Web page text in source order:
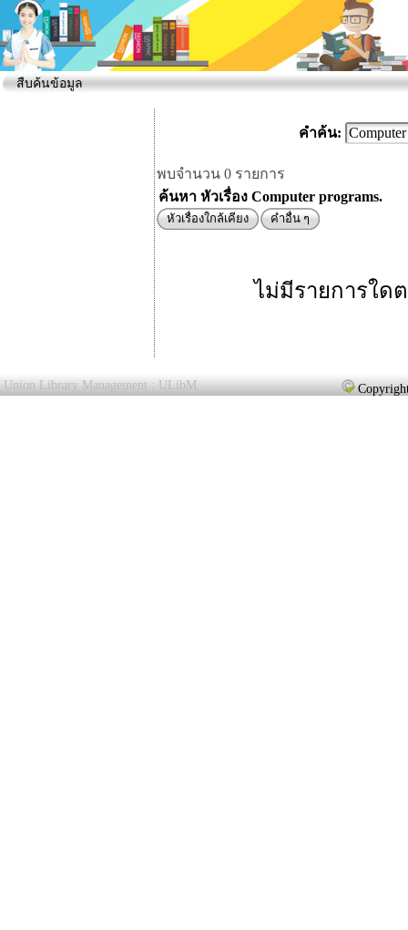
สืบค้นข้อมูล
คำค้น:
พบจำนวน 0 รายการ
ค้นหา หัวเรื่อง Computer programs.
หัวเรื่องใกล้เคียง คำอื่น ๆ
ไม่มีรายการใด
Union Library Management : ULibM